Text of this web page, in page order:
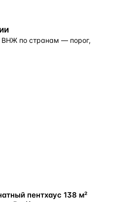
по странам — порог,
пентхаус 138 м²